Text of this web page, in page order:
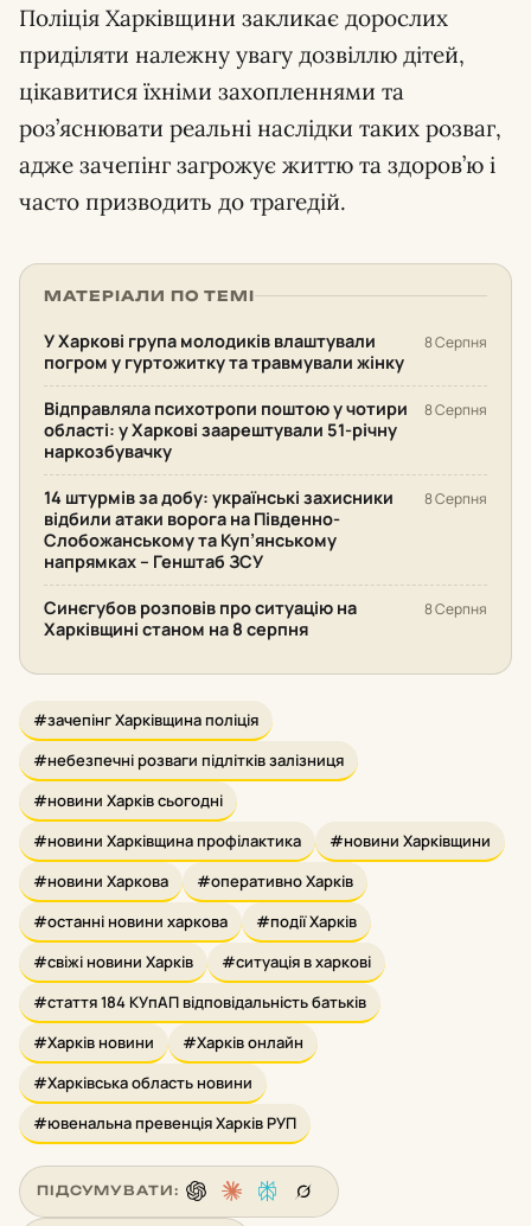
Поліція Харківщини закликає дорослих
приділяти належну увагу дозвіллю дітей,
цікавитися їхніми захопленнями та
роз’яснювати реальні наслідки таких розваг,
адже зачепінг загрожує життю та здоров’ю і
часто призводить до трагедій.
МАТЕРІАЛИ ПО ТЕМІ
У Харкові група молодиків влаштували
погром у гуртожитку та травмували жінку
8 Серпня
Відправляла психотропи поштою у чотири
області: у Харкові заарештували 51-річну
наркозбувачку
8 Серпня
14 штурмів за добу: українські захисники
відбили атаки ворога на Південно-
Слобожанському та Куп’янському
напрямках – Генштаб ЗСУ
8 Серпня
Синєгубов розповів про ситуацію на
Харківщині станом на 8 серпня
8 Серпня
#зачепінг Харківщина поліція
#небезпечні розваги підлітків залізниця
#новини Харків сьогодні
#новини Харківщина профілактика
#новини Харківщини
#новини Харкова
#оперативно Харків
#останні новини харкова
#події Харків
#свіжі новини Харків
#ситуація в харкові
#стаття 184 КУпАП відповідальність батьків
#Харків новини
#Харків онлайн
#Харківська область новини
#ювенальна превенція Харків РУП
ПІДСУМУВАТИ: